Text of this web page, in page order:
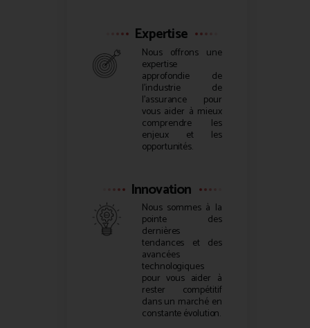
Expertise
Nous offrons une
expertise
approfondie de
l’industrie de
l’assurance pour
vous aider à mieux
comprendre les
enjeux et les
opportunités.
Innovation
Nous sommes à la
pointe des
dernières
tendances et des
avancées
technologiques
pour vous aider à
rester compétitif
dans un marché en
constante évolution.